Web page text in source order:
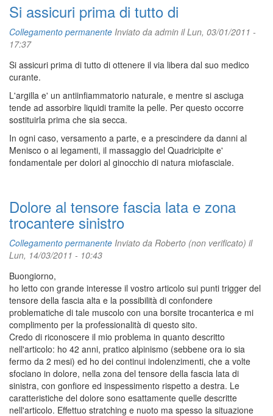
Si assicuri prima di tutto di
Collegamento permanente Inviato da admin il Lun, 03/01/2011 -
17:37
Si assicuri prima di tutto di ottenere il via libera dal suo medico
curante.
L'argilla e' un antiinfiammatorio naturale, e mentre si asciuga
tende ad assorbire liquidi tramite la pelle. Per questo occorre
sostituirla prima che sia secca.
In ogni caso, versamento a parte, e a prescindere da danni al
Menisco o ai legamenti, il massaggio del Quadricipite e'
fondamentale per dolori al ginocchio di natura miofasciale.
Dolore al tensore fascia lata e zona
trocantere sinistro
Collegamento permanente Inviato da Roberto (non verificato) il
Lun, 14/03/2011 - 10:43
Buongiorno,
ho letto con grande interesse il vostro articolo sui punti trigger del
tensore della fascia alta e la possibilità di confondere
problematiche di tale muscolo con una borsite trocanterica e mi
complimento per la professionalità di questo sito.
Credo di riconoscere il mio problema in quanto descritto
nell'articolo: ho 42 anni, pratico alpinismo (sebbene ora io sia
fermo da 2 mesi) ed ho dei continui indolenzimenti, che a volte
sfociano in dolore, nella zona del tensore della fascia lata di
sinistra, con gonfiore ed inspessimento rispetto a destra. Le
caratteristiche del dolore sono esattamente quelle descritte
nell'articolo. Effettuo stratching e nuoto ma spesso la situazione